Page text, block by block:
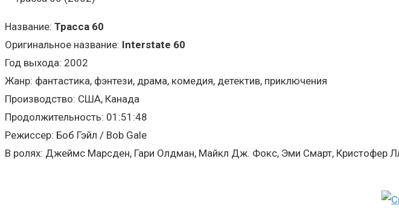
Название: Трасса 60
Оригинальное название: Interstate 60
Год выхода: 2002
Жанр: фантастика, фэнтези, драма, комедия, детектив, приключения
Производство: США, Канада
Продолжительность: 01:51:48
Режиссер: Боб Гэйл / Bob Gale
В ролях: Джеймс Марсден, Гари Олдман, Майкл Дж. Фокс, Эми Смарт, Кристофер